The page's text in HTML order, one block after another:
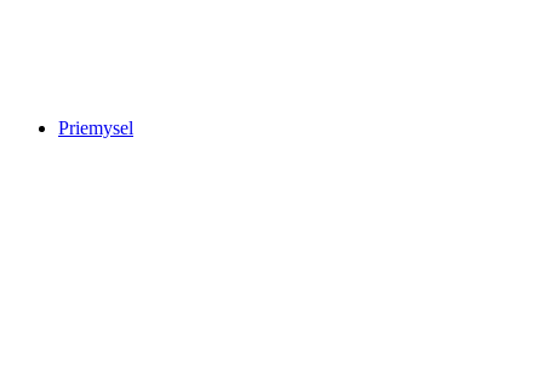
Priemysel